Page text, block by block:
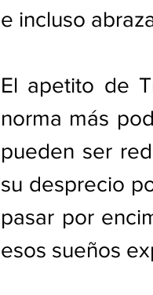
e incluso
El apetito de
norma más
pueden ser
su desprecio
pasar por
esos sueños